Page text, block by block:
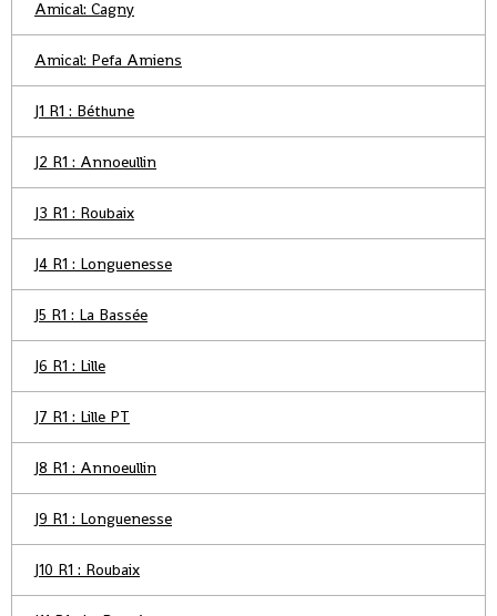
Amical: Cagny
Amical: Pefa Amiens
J1 R1 : Béthune
J2 R1 : Annoeullin
J3 R1 : Roubaix
J4 R1 : Longuenesse
J5 R1 : La Bassée
J6 R1 : Lille
J7 R1 : Lille PT
J8 R1 : Annoeullin
J9 R1 : Longuenesse
J10 R1 : Roubaix